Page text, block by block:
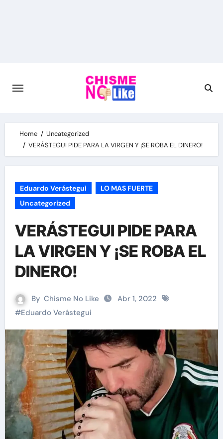
Home
Uncategorized
VERÁSTEGUI PIDE PARA LA VIRGEN Y ¡SE ROBA EL DINERO!
Eduardo Verástegui
LO MAS FUERTE
Uncategorized
VERÁSTEGUI PIDE PARA
LA VIRGEN Y ¡SE ROBA EL
DINERO!
By Chisme No Like
Abr 1, 2022
#Eduardo Verástegui